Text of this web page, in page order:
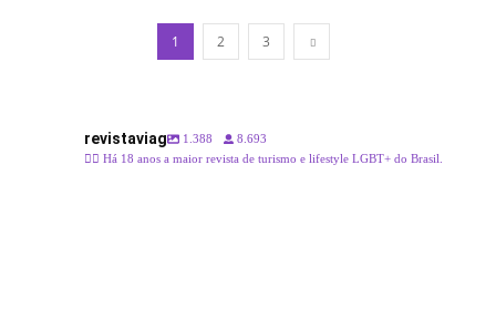
1 2 3
revistaviag 1.388
8.693
🏳️‍🌈 Há 18 anos a maior revista de turismo e lifestyle LGBT+ do Brasil.